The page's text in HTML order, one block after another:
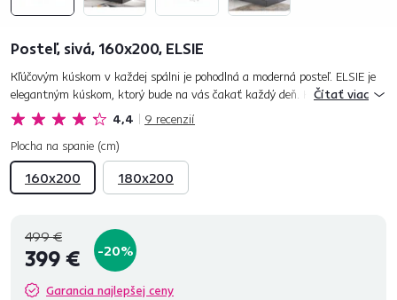
Posteľ, sivá, 160x200, ELSIE
4,4 9 recenzií
Kľúčovým kúskom v každej spálni je pohodlná a moderná posteľ. ELSIE je
elegantným kúskom, ktorý bude na vás čakať každý deň. Kvalitný spánok
a načerpanie síl, to je výzva pre úžasnú posteľ ELSIE....
Čítať viac
Plocha na spanie (cm)
160x200 180x200
499 €
399 € -20%
Garancia najlepšej ceny